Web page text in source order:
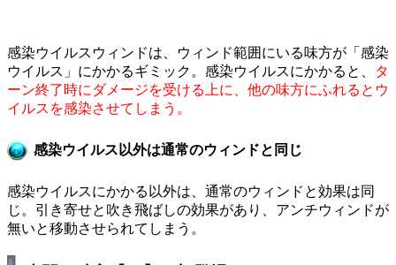
感染ウイルスウィンドは、ウィンド範囲にいる味方が「感染
ウイルス」にかかるギミック。感染ウイルスにかかると、
タ
ーン終了時にダメージを受ける上に、他の味方にふれるとウ
イルスを感染させてしまう。
感染ウイルス以外は通常のウィンドと同じ
感染ウイルスにかかる以外は、通常のウィンドと効果は同
じ。引き寄せと吹き飛ばしの効果があり、アンチウィンドが
無いと移動させられてしまう。